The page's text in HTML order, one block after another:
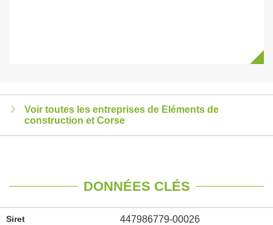
Voir toutes les entreprises de Eléments de
construction et Corse
DONNÉES CLÉS
Siret 447986779-00026